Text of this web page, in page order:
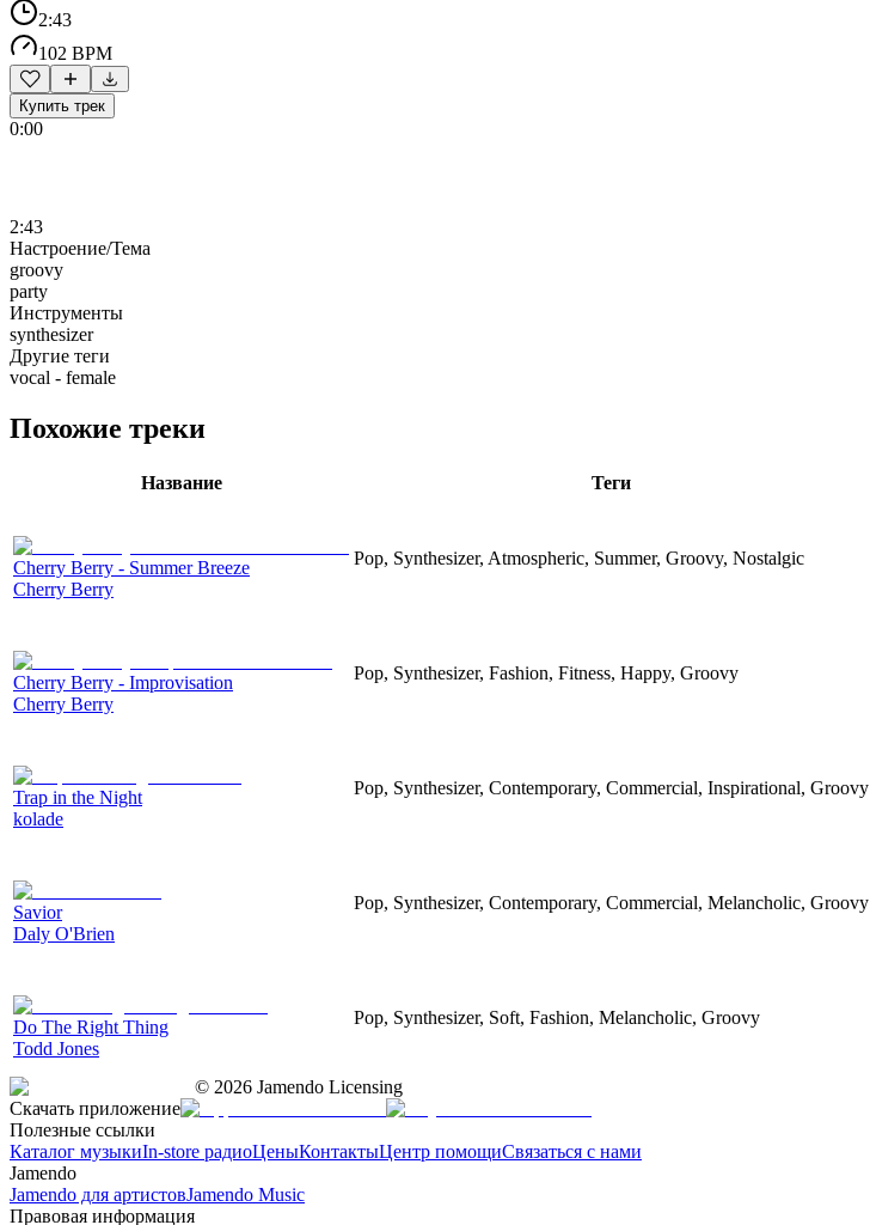
2:43
102 BPM
Купить трек
0:00
2:43
Настроение/Тема
groovy
party
Инструменты
synthesizer
Другие теги
vocal - female
Похожие треки
Название Теги
Cherry Berry - Summer Breeze
Cherry Berry
Pop, Synthesizer, Atmospheric, Summer, Groovy, Nostalgic
Cherry Berry - Improvisation
Cherry Berry
Pop, Synthesizer, Fashion, Fitness, Happy, Groovy
Trap in the Night
kolade
Pop, Synthesizer, Contemporary, Commercial, Inspirational, Groovy
Savior
Daly O'Brien
Pop, Synthesizer, Contemporary, Commercial, Melancholic, Groovy
Do The Right Thing
Todd Jones
Pop, Synthesizer, Soft, Fashion, Melancholic, Groovy
© 2026 Jamendo Licensing
Скачать приложение
Полезные ссылки
Каталог музыкиIn-store радиоЦеныКонтактыЦентр помощиСвязаться с нами
Jamendo
Jamendo для артистовJamendo Music
Правовая информация